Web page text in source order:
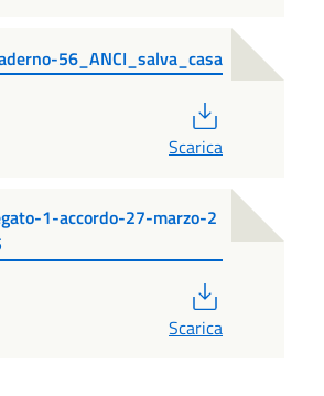
56_ANCI_salva_casa
Scarica
1-accordo-27-marzo-2
Scarica